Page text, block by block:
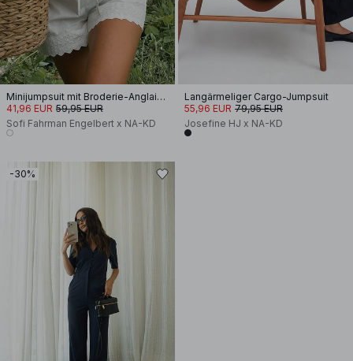
Minijumpsuit mit Broderie-Anglaise-Detail
41,96 EUR 59,95 EUR
Sofi Fahrman Engelbert x NA-KD
Langärmeliger Cargo-Jumpsuit
55,96 EUR 79,95 EUR
Josefine HJ x NA-KD
-30%